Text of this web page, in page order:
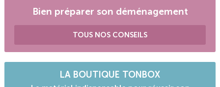
Bien préparer son déménagement
TOUS NOS CONSEILS
LA BOUTIQUE TONBOX